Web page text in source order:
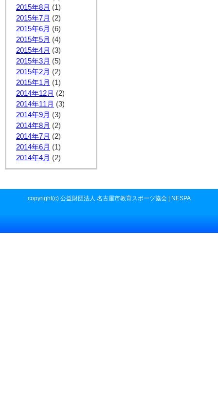
2015年8月 (1)
2015年7月 (2)
2015年6月 (6)
2015年5月 (4)
2015年4月 (3)
2015年3月 (5)
2015年2月 (2)
2015年1月 (1)
2014年12月 (2)
2014年11月 (3)
2014年9月 (3)
2014年8月 (2)
2014年7月 (2)
2014年6月 (1)
2014年4月 (2)
copyright(c) 公益財団法人 名古屋市教育スポーツ協会 | NESPA